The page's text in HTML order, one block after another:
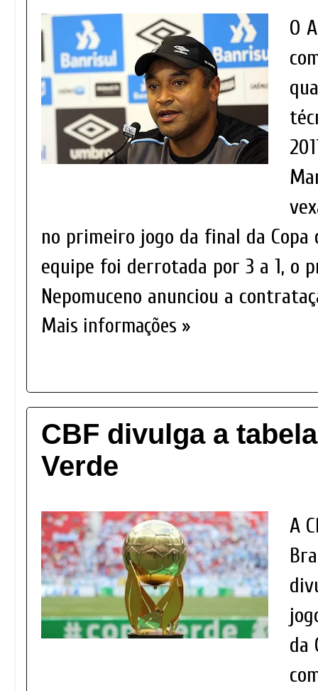
O
no primeiro jogo da final da Copa
equipe foi derrotada por 3 a 1, o
Nepomuceno anunciou a
Mais informações »
CBF divulga a
Verde
A
da